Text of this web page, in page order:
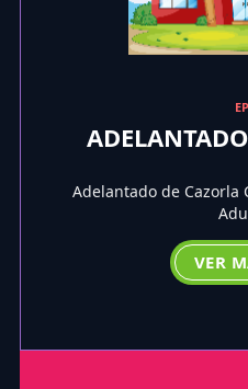
Adelantado de Cazorla
VER